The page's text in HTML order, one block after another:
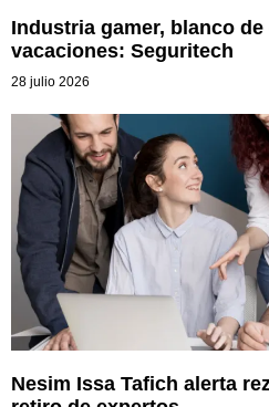
Industria gamer, blanco
vacaciones: Seguritech
28 julio 2026
Nesim Issa Tafich alerta